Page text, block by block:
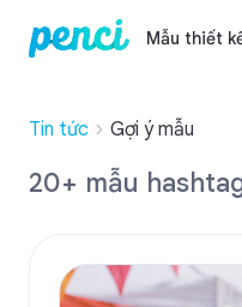
Mẫu thiết
Tin tức Gợi ý mẫu
20+ mẫu